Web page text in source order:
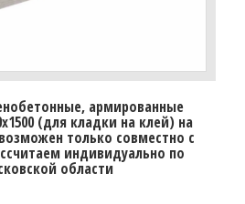
армированные
(для кладки на клей) на
только совместно с
индивидуально по
области